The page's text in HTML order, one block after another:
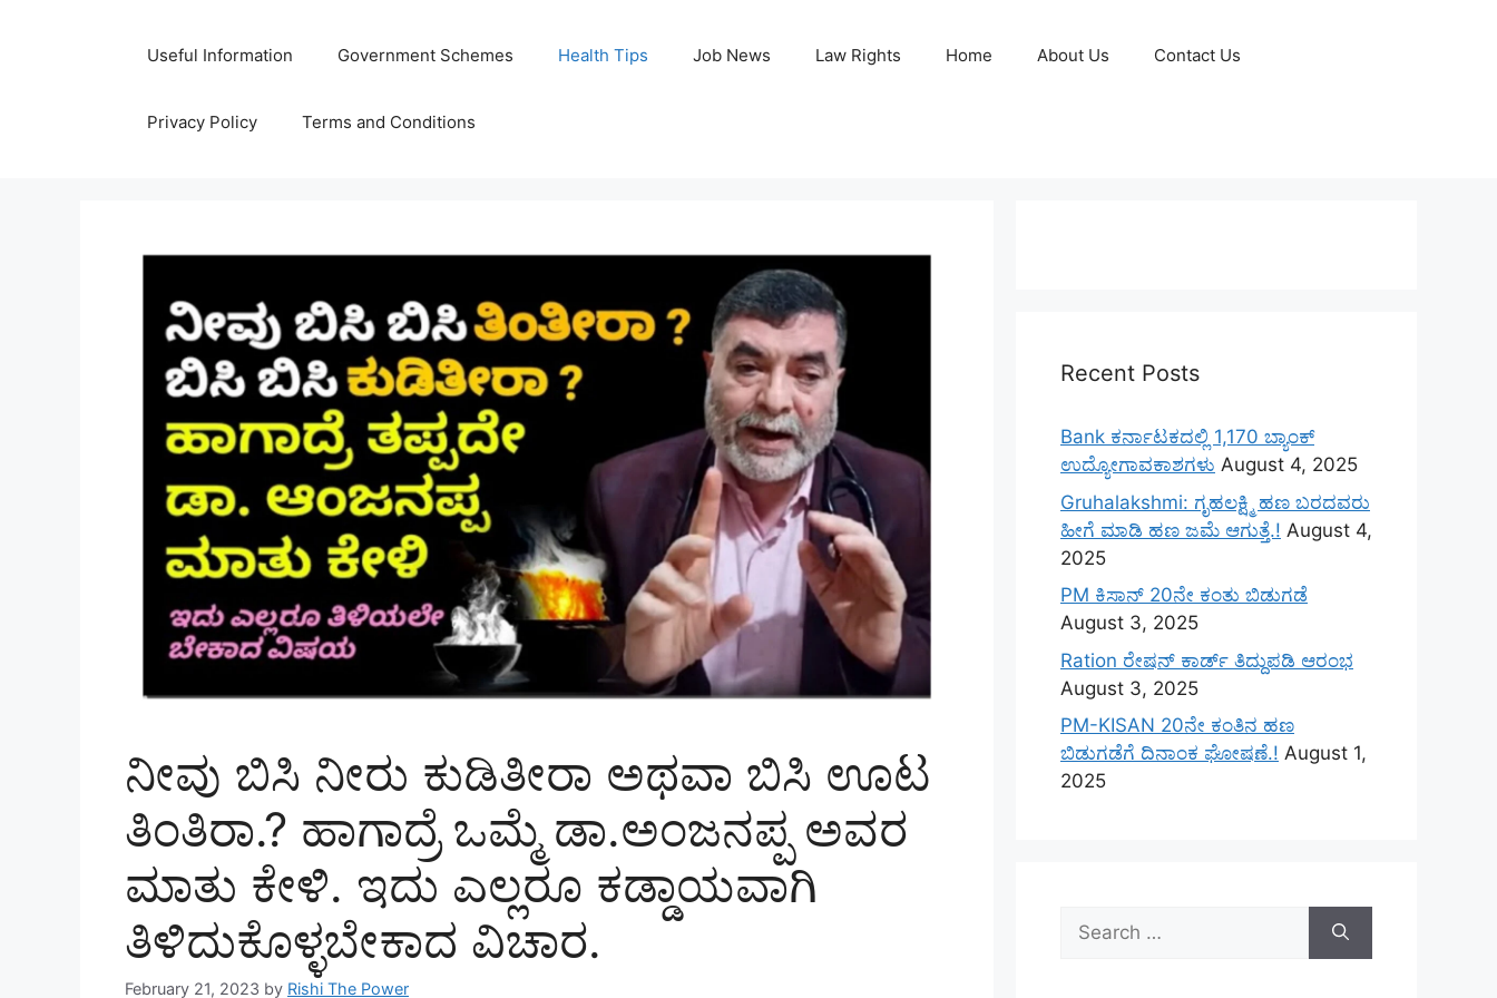
Useful Information Government Schemes Health Tips Job News Law Rights Home About Us Contact Us
Privacy Policy Terms and Conditions
ನೀವು ಬಿಸಿ ನೀರು ಕುಡಿತೀರಾ ಅಥವಾ ಬಿಸಿ ಊಟ
ತಿಂತಿರಾ.? ಹಾಗಾದ್ರೆ ಒಮ್ಮೆ ಡಾ.ಅಂಜನಪ್ಪ ಅವರ
ಮಾತು ಕೇಳಿ. ಇದು ಎಲ್ಲರೂ ಕಡ್ಡಾಯವಾಗಿ
ತಿಳಿದುಕೊಳ್ಳಬೇಕಾದ ವಿಚಾರ.
February 21, 2023 by Rishi The Power
Recent Posts
Bank ಕರ್ನಾಟಕದಲ್ಲಿ 1,170 ಬ್ಯಾಂಕ್
ಉದ್ಯೋಗಾವಕಾಶಗಳು August 4, 2025
Gruhalakshmi: ಗೃಹಲಕ್ಷ್ಮಿ ಹಣ ಬರದವರು
ಹೀಗೆ ಮಾಡಿ ಹಣ ಜಮೆ‌ ಆಗುತ್ತೆ.! August 4,
2025
PM ಕಿಸಾನ್ 20ನೇ ಕಂತು ಬಿಡುಗಡೆ
August 3, 2025
Ration ರೇಷನ್ ಕಾರ್ಡ್ ತಿದ್ದುಪಡಿ ಆರಂಭ
August 3, 2025
PM-KISAN 20ನೇ ಕಂತಿನ ಹಣ
ಬಿಡುಗಡೆಗೆ ದಿನಾಂಕ ಘೋಷಣೆ.! August 1,
2025
Search
for: